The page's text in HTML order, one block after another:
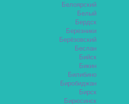
Белоярский
Белый
Бердск
Березники
Берёзовский
Беслан
Бийск
Бикин
Билибино
Биробиджан
Бирск
Бирюсинск